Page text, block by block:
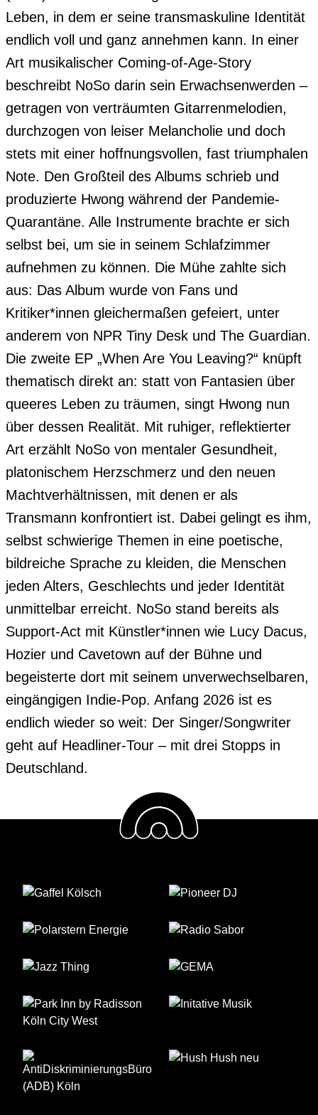
Leben, in dem er seine transmaskuline Identität
endlich voll und ganz annehmen kann. In einer
Art musikalischer Coming-of-Age-Story
beschreibt NoSo darin sein Erwachsenwerden –
getragen von verträumten Gitarrenmelodien,
durchzogen von leiser Melancholie und doch
stets mit einer hoffnungsvollen, fast triumphalen
Note. Den Großteil des Albums schrieb und
produzierte Hwong während der Pandemie-
Quarantäne. Alle Instrumente brachte er sich
selbst bei, um sie in seinem Schlafzimmer
aufnehmen zu können. Die Mühe zahlte sich
aus: Das Album wurde von Fans und
Kritiker*innen gleichermaßen gefeiert, unter
anderem von NPR Tiny Desk und The Guardian.
Die zweite EP „When Are You Leaving?“ knüpft
thematisch direkt an: statt von Fantasien über
queeres Leben zu träumen, singt Hwong nun
über dessen Realität. Mit ruhiger, reflektierter
Art erzählt NoSo von mentaler Gesundheit,
platonischem Herzschmerz und den neuen
Machtverhältnissen, mit denen er als
Transmann konfrontiert ist. Dabei gelingt es ihm,
selbst schwierige Themen in eine poetische,
bildreiche Sprache zu kleiden, die Menschen
jeden Alters, Geschlechts und jeder Identität
unmittelbar erreicht. NoSo stand bereits als
Support-Act mit Künstler*innen wie Lucy Dacus,
Hozier und Cavetown auf der Bühne und
begeisterte dort mit seinem unverwechselbaren,
eingängigen Indie-Pop. Anfang 2026 ist es
endlich wieder so weit: Der Singer/Songwriter
geht auf Headliner-Tour – mit drei Stopps in
Deutschland.